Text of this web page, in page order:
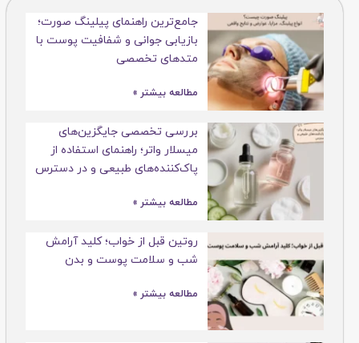
جامع‌ترین راهنمای پیلینگ صورت؛
بازیابی جوانی و شفافیت پوست با
متدهای تخصصی
مطالعه بیشتر »
بررسی تخصصی جایگزین‌های
میسلار واتر؛ راهنمای استفاده از
پاک‌کننده‌های طبیعی و در دسترس
مطالعه بیشتر »
روتین قبل از خواب؛ کلید آرامش
شب و سلامت پوست و بدن
مطالعه بیشتر »